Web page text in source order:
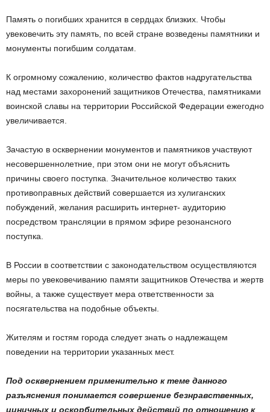
Память о погибших хранится в сердцах близких. Чтобы
увековечить эту память, по всей стране возведены памятники и
монументы погибшим солдатам.
К огромному сожалению, количество фактов надругательства
над местами захоронений защитников Отечества, памятниками
воинской славы на территории Российской Федерации ежегодно
увеличивается.
Зачастую в осквернении монументов и памятников участвуют
несовершеннолетние, при этом они не могут объяснить
причины своего поступка. Значительное количество таких
противоправных действий совершается из хулиганских
побуждений, желания расширить интернет- аудиторию
посредством трансляции в прямом эфире резонансного
поступка.
В России в соответствии с законодательством осуществляются
меры по увековечиванию памяти защитников Отечества и жертв
войны, а также существует мера ответственности за
посягательства на подобные объекты.
Жителям и гостям города следует знать о надлежащем
поведении на территории указанных мест.
Под осквернением применительно к теме данного
разъяснения понимается совершение безнравственных,
циничных и оскорбительных действий по отношению к